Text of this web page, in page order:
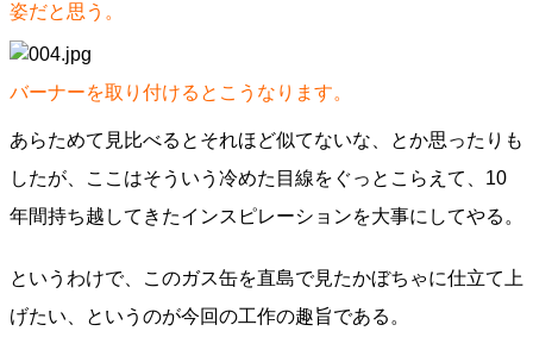
姿だと思う。
バーナーを取り付けるとこうなります。
あらためて見比べるとそれほど似てないな、とか思ったりも
したが、ここはそういう冷めた目線をぐっとこらえて、10
年間持ち越してきたインスピレーションを大事にしてやる。
というわけで、このガス缶を直島で見たかぼちゃに仕立て上
げたい、というのが今回の工作の趣旨である。